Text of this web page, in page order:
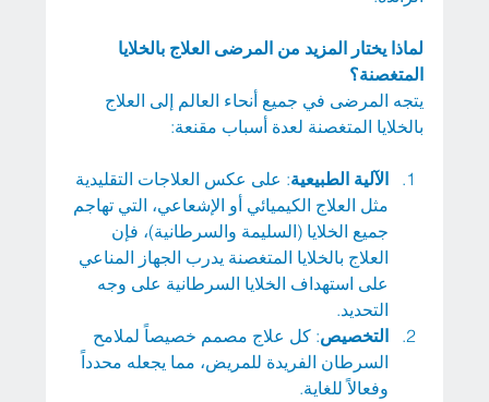
لماذا يختار المزيد من المرضى العلاج بالخلايا
المتغصنة؟
يتجه المرضى في جميع أنحاء العالم إلى العلاج
بالخلايا المتغصنة لعدة أسباب مقنعة:
الآلية الطبيعية: على عكس العلاجات التقليدية
مثل العلاج الكيميائي أو الإشعاعي، التي تهاجم
جميع الخلايا (السليمة والسرطانية)، فإن
العلاج بالخلايا المتغصنة يدرب الجهاز المناعي
على استهداف الخلايا السرطانية على وجه
التحديد.
التخصيص: كل علاج مصمم خصيصاً لملامح
السرطان الفريدة للمريض، مما يجعله محدداً
وفعالاً للغاية.